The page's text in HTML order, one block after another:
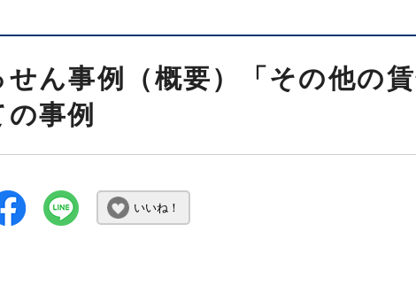
せん事例（概要）「その他の
の事例
いいね！